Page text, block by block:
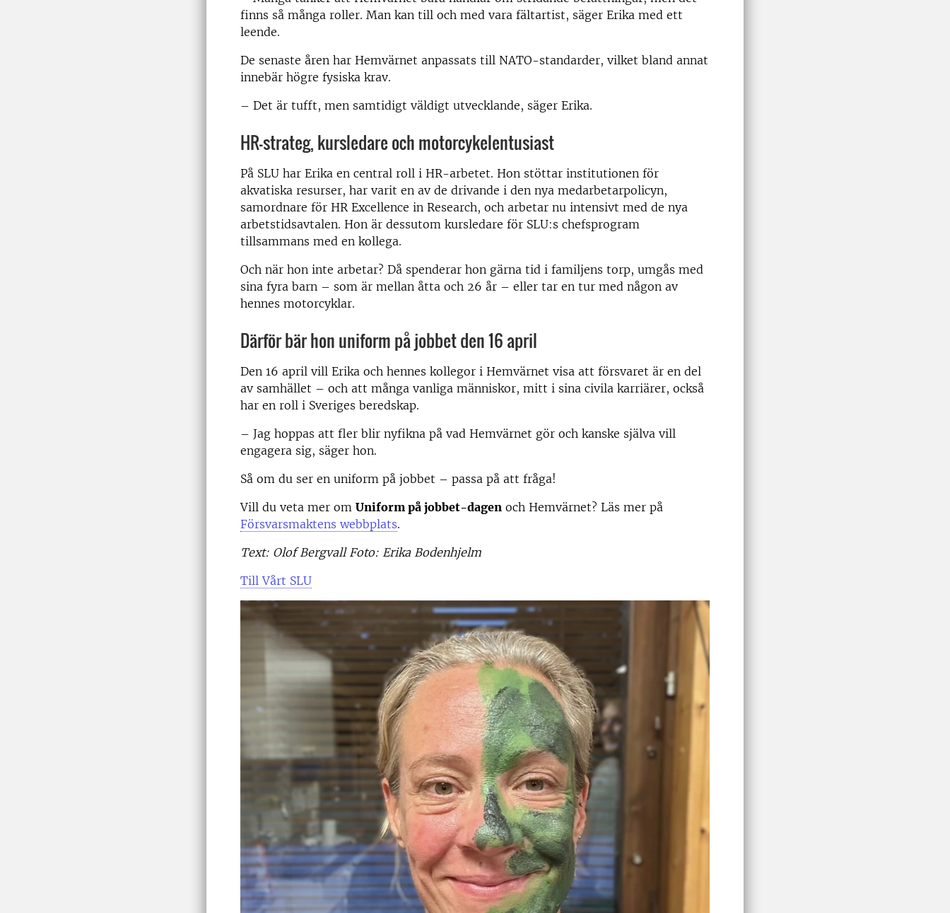
finns så många roller. Man kan till och med vara fältartist, säger Erika med ett
leende.
De senaste åren har Hemvärnet anpassats till NATO-standarder, vilket bland annat
innebär högre fysiska krav.
– Det är tufft, men samtidigt väldigt utvecklande, säger Erika.
HR-strateg, kursledare och motorcykelentusiast
På SLU har Erika en central roll i HR-arbetet. Hon stöttar institutionen för
akvatiska resurser, har varit en av de drivande i den nya medarbetarpolicyn,
samordnare för HR Excellence in Research, och arbetar nu intensivt med de nya
arbetstidsavtalen. Hon är dessutom kursledare för SLU:s chefsprogram
tillsammans med en kollega.
Och när hon inte arbetar? Då spenderar hon gärna tid i familjens torp, umgås med
sina fyra barn – som är mellan åtta och 26 år – eller tar en tur med någon av
hennes motorcyklar.
Därför bär hon uniform på jobbet den 16 april
Den 16 april vill Erika och hennes kollegor i Hemvärnet visa att försvaret är en del
av samhället – och att många vanliga människor, mitt i sina civila karriärer, också
har en roll i Sveriges beredskap.
– Jag hoppas att fler blir nyfikna på vad Hemvärnet gör och kanske själva vill
engagera sig, säger hon.
Så om du ser en uniform på jobbet – passa på att fråga!
Vill du veta mer om Uniform på jobbet-dagen och Hemvärnet? Läs mer på
Försvarsmaktens webbplats.
Text: Olof Bergvall Foto: Erika Bodenhjelm
Till Vårt SLU